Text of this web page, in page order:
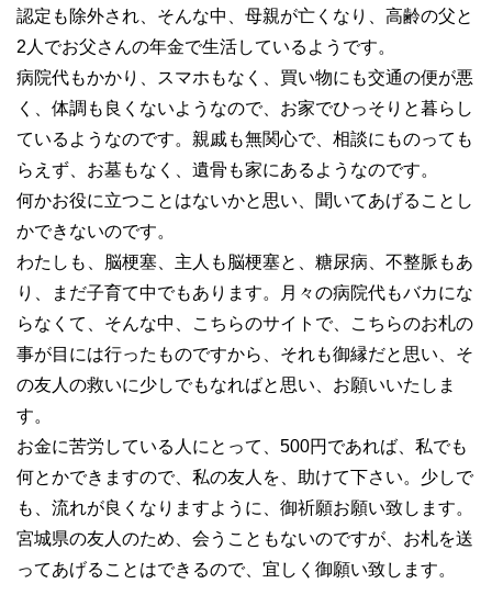
認定も除外され、そんな中、母親が亡くなり、高齢の父と
2人でお父さんの年金で生活しているようです。
病院代もかかり、スマホもなく、買い物にも交通の便が悪
く、体調も良くないようなので、お家でひっそりと暮らし
ているようなのです。親戚も無関心で、相談にものっても
らえず、お墓もなく、遺骨も家にあるようなのです。
何かお役に立つことはないかと思い、聞いてあげることし
かできないのです。
わたしも、脳梗塞、主人も脳梗塞と、糖尿病、不整脈もあ
り、まだ子育て中でもあります。月々の病院代もバカにな
らなくて、そんな中、こちらのサイトで、こちらのお札の
事が目には行ったものですから、それも御縁だと思い、そ
の友人の救いに少しでもなればと思い、お願いいたしま
す。
お金に苦労している人にとって、500円であれば、私でも
何とかできますので、私の友人を、助けて下さい。少しで
も、流れが良くなりますように、御祈願お願い致します。
宮城県の友人のため、会うこともないのですが、お札を送
ってあげることはできるので、宜しく御願い致します。